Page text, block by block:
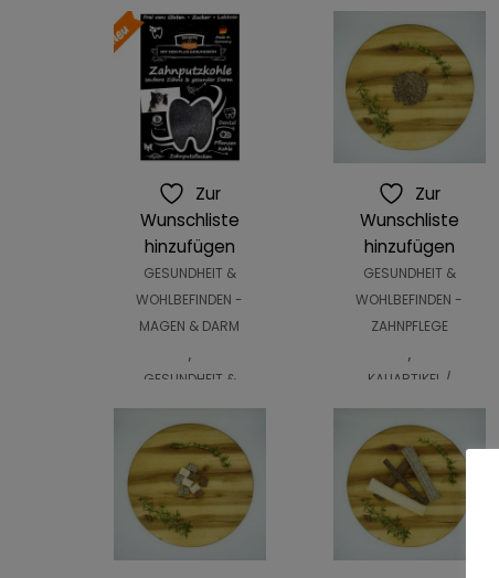
Zur
Wunschliste
hinzufügen
GESUNDHEIT &
WOHLBEFINDEN -
MAGEN & DARM
,
GESUNDHEIT &
WOHLBEFINDEN -
ZAHNPFLEGE
,
KAUARTIKEL /
LECKERLIS -
QCHEFS
Zur
Wunschliste
hinzufügen
GESUNDHEIT &
WOHLBEFINDEN -
ZAHNPFLEGE
,
KAUARTIKEL /
LECKERLIS -
QCHEFS
,
KAUARTIKEL /
LECKERLIS -
VEGETARISCH